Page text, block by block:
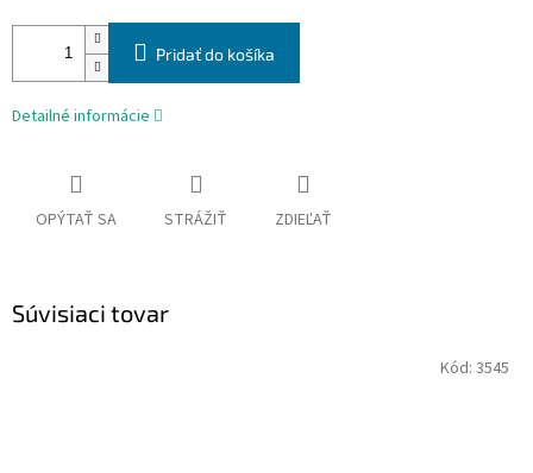
Pridať do košíka
Detailné informácie
OPÝTAŤ SA STRÁŽIŤ ZDIEĽAŤ
Súvisiaci tovar
Kód: 3545